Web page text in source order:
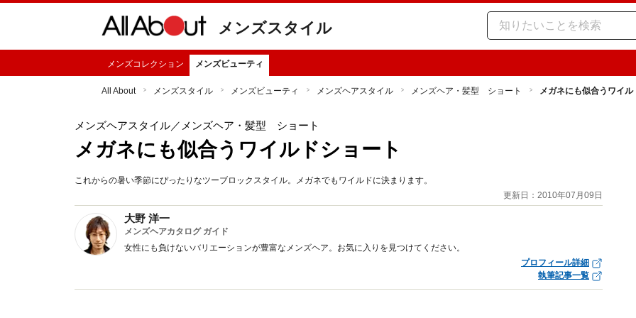
メンズスタイル
メンズコレクション メンズビューティ
All About メンズスタイル メンズビューティ メンズヘアスタイル メンズヘア・髪型 ショート メガネにも似合うワイル
メンズヘアスタイル／メンズヘア・髪型 ショート
メガネにも似合うワイルドショート
これからの暑い季節にぴったりなツーブロックスタイル。メガネでもワイルドに決まります。
更新日：2010年07月09日
大野 洋一
メンズヘアカタログ ガイド
女性にも負けないバリエーションが豊富なメンズヘア。お気に入りを見つけてください。
プロフィール詳細
執筆記事一覧